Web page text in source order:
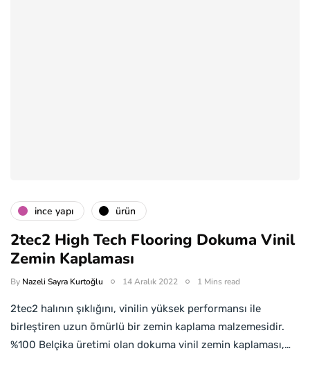
i̇nce yapı ürün
2tec2 High Tech Flooring Dokuma Vinil
Zemin Kaplaması
By Nazeli Sayra Kurtoğlu 14 Aralık 2022 1 Mins read
2tec2 halının şıklığını, vinilin yüksek performansı ile
birleştiren uzun ömürlü bir zemin kaplama malzemesidir.
%100 Belçika üretimi olan dokuma vinil zemin kaplaması,…